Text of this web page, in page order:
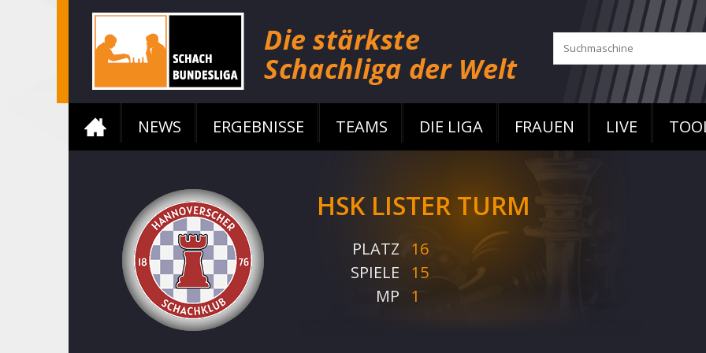
NEWS ERGEBNISSE TEAMS DIE LIGA FRAUEN LIVE
HSK LISTER TURM
PLATZ
16
SPIELE
15
MP
1